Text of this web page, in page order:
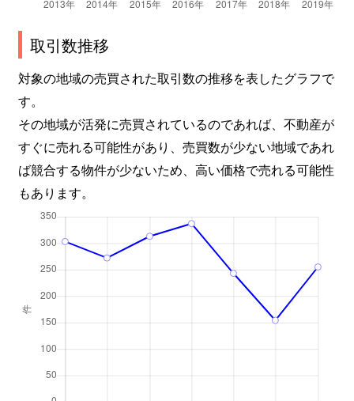
取引数推移
対象の地域の売買された取引数の推移を表したグラフで
す。
その地域が活発に売買されているのであれば、不動産が
すぐに売れる可能性があり、売買数が少ない地域であれ
ば競合する物件が少ないため、高い価格で売れる可能性
もあります。